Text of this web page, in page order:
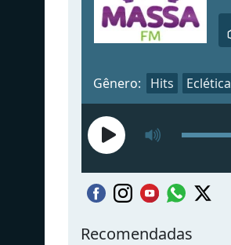
Gênero: Hits Eclética
Recomendadas